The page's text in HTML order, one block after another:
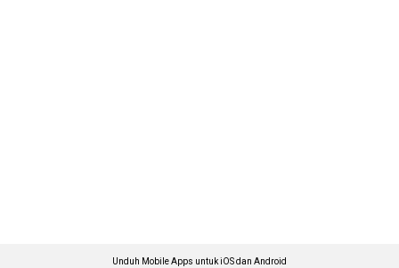
Unduh Mobile Apps untuk iOS dan Android